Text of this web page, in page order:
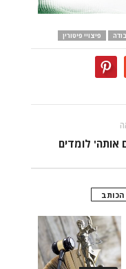
פיצויי פיטורין
אותה' לומדים
הכותב